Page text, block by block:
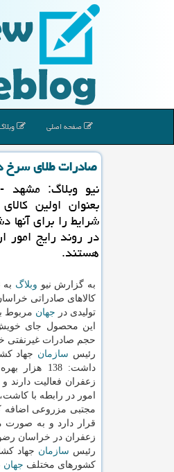
صفحه اصلی
صادرات طلای
نیو وبلاگ: مشهد
بعنوان اولین
شرایط را برای
در روند رایج امور
هستند.
به گزارش نیو وبلاگ به
كالاهای صادراتی
تولیدی در جهان مربوط
این محصول جای خویش
حجم صادرات غیرنفتی
رئیس سازمان جهاد
داشت: 138
امور در رابطه با
زعفران در خراسان
رئیس سازمان
كشورهای مختلف جهان